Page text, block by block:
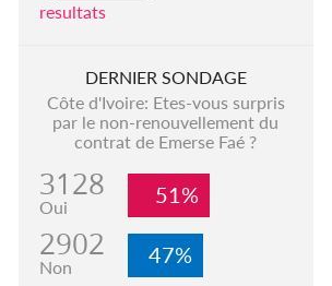
resultats
DERNIER SONDAGE
Côte d'Ivoire: Etes-vous surpris
par le non-renouvellement du
contrat de Emerse Faé ?
3128
Oui 51%
2902
Non 47%